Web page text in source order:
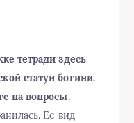
тетради здесь
статуи богини.
на вопросы.
Ее вид